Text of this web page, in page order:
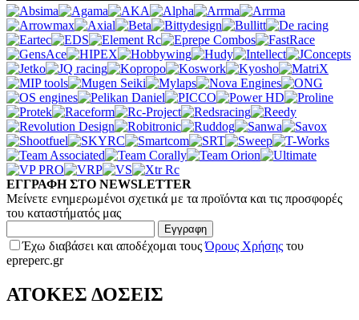
ΕΓΓΡΑΦΗ ΣΤΟ NEWSLETTER
Μείνετε ενημερωμένοι σχετικά με τα προϊόντα και τις προσφορές
του καταστήματός μας
Εγγραφη
Έχω διαβάσει και αποδέχομαι τουςΌρους Χρήσης του
epreperc.gr
ΑΤΟΚΕΣ ΔΟΣΕΙΣ